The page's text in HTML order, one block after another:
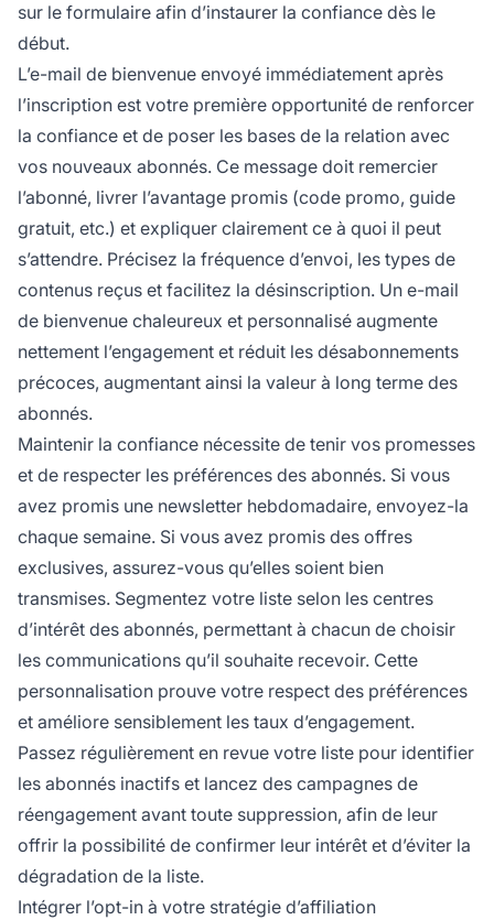
sur le formulaire afin d’instaurer la confiance dès le
début.
L’e-mail de bienvenue envoyé immédiatement après
l’inscription est votre première opportunité de renforcer
la confiance et de poser les bases de la relation avec
vos nouveaux abonnés. Ce message doit remercier
l’abonné, livrer l’avantage promis (code promo, guide
gratuit, etc.) et expliquer clairement ce à quoi il peut
s’attendre. Précisez la fréquence d’envoi, les types de
contenus reçus et facilitez la désinscription. Un e-mail
de bienvenue chaleureux et personnalisé augmente
nettement l’engagement et réduit les désabonnements
précoces, augmentant ainsi la valeur à long terme des
abonnés.
Maintenir la confiance nécessite de tenir vos promesses
et de respecter les préférences des abonnés. Si vous
avez promis une newsletter hebdomadaire, envoyez-la
chaque semaine. Si vous avez promis des offres
exclusives, assurez-vous qu’elles soient bien
transmises. Segmentez votre liste selon les centres
d’intérêt des abonnés, permettant à chacun de choisir
les communications qu’il souhaite recevoir. Cette
personnalisation prouve votre respect des préférences
et améliore sensiblement les taux d’engagement.
Passez régulièrement en revue votre liste pour identifier
les abonnés inactifs et lancez des campagnes de
réengagement avant toute suppression, afin de leur
offrir la possibilité de confirmer leur intérêt et d’éviter la
dégradation de la liste.
Intégrer l’opt-in à votre stratégie d’affiliation